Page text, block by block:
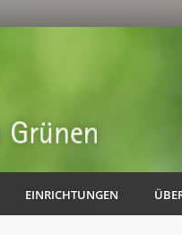
EINRICHTUNGEN